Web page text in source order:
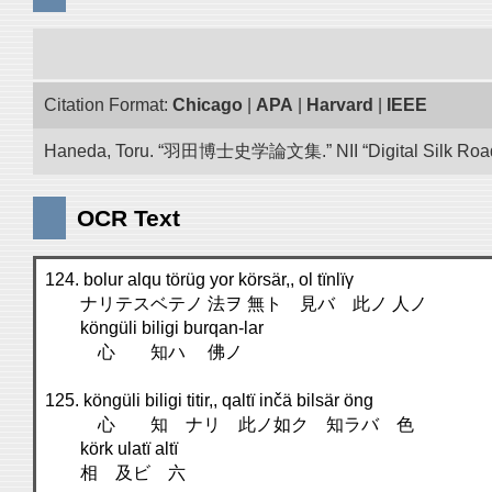
Citation Format: Chicago APA Harvard IEEE
Haneda, Toru. “羽田博士史学論文集.” NII “Digital Silk
OCR Text
124. bolur alqu törüg yor körsär,, ol tïnlïγ
ナリテスベテノ 法ヲ 無ト 見バ 此ノ 人ノ
köngüli biligi burqan-lar
心 知ハ 佛ノ
125. köngüli biligi titir,, qaltï inčä bilsär öng
心 知 ナリ 此ノ如ク 知ラバ 色
körk ulatï altï
相 及ビ 六